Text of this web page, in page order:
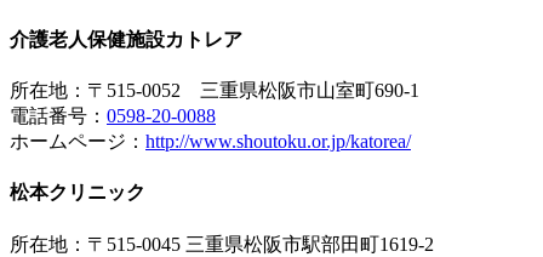
介護老人保健施設カトレア
所在地：〒515-0052 三重県松阪市山室町690-1
電話番号： 0598-20-0088
ホームページ： http://www.shoutoku.or.jp/katorea/
松本クリニック
所在地：〒515-0045 三重県松阪市駅部田町1619-2